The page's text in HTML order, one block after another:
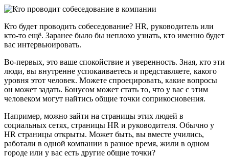
Кто будет проводить собеседование? HR, руководитель или
кто-то ещё. Заранее было бы неплохо узнать, кто именно будет
вас интервьюировать.
Во-первых, это ваше спокойствие и уверенность. Зная, кто эти
люди, вы внутренне успокаиваетесь и представляете, какого
уровня этот человек. Можете спроецировать, какие вопросы
он может задать. Бонусом может стать то, что у вас с этим
человеком могут найтись общие точки соприкосновения.
Например, можно зайти на страницы этих людей в
социальных сетях, страницы HR и руководителя. Обычно у
HR страницы открыты. Может быть, вы вместе учились,
работали в одной компании в разное время, жили в одном
городе или у вас есть другие общие точки?